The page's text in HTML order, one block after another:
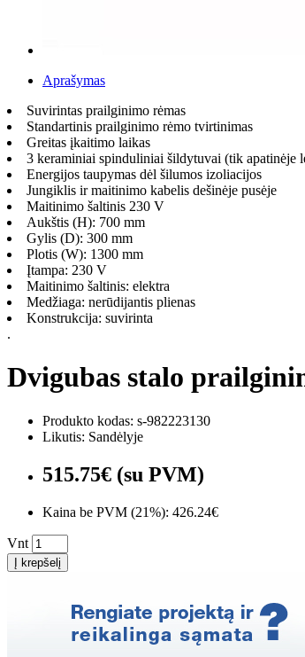
Aprašymas
Suvirintas prailginimo rėmas
Standartinis prailginimo rėmo tvirtinimas
Greitas įkaitimo laikas
3 keraminiai spinduliniai šildytuvai (tik apatinėje
Energijos taupymas dėl šilumos izoliacijos
Jungiklis ir maitinimo kabelis dešinėje pusėje
Maitinimo šaltinis 230 V
Aukštis (H): 700 mm
Gylis (D): 300 mm
Plotis (W): 1300 mm
Įtampa: 230 V
Maitinimo šaltinis: elektra
Medžiaga: nerūdijantis plienas
Konstrukcija: suvirinta
.
Dvigubas stalo
Produkto kodas: s-982223130
Likutis: Sandėlyje
515.75€ (su PVM)
Kaina be PVM (21%): 426.24€
Vnt
Į krepšelį